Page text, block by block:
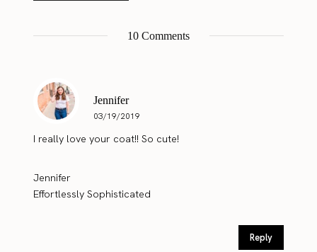
10 Comments
Jennifer
03/19/2019
I really love your coat!! So cute!
Jennifer
Effortlessly Sophisticated
Reply